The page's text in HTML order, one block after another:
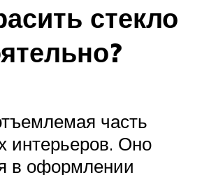
стекло
часть
интерьеров. Оно
в оформлении